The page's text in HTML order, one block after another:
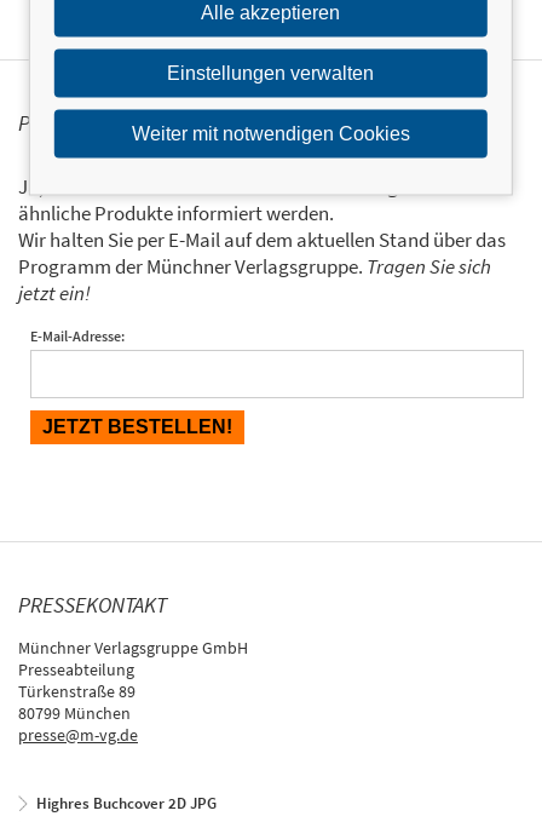
PERSONALISIERTE PRODUKTINFORMATIONEN
Ja, ich will über interessante Neuerscheinungen und
ähnliche Produkte informiert werden.
Wir halten Sie per E-Mail auf dem aktuellen Stand über das
Programm der Münchner Verlagsgruppe. Tragen Sie sich
jetzt ein!
E-Mail-Adresse:
PRESSEKONTAKT
Münchner Verlagsgruppe GmbH
Presseabteilung
Türkenstraße 89
80799 München
presse@m-vg.de
Highres Buchcover 2D JPG
Alle akzeptieren
Einstellungen verwalten
Weiter mit notwendigen Cookies